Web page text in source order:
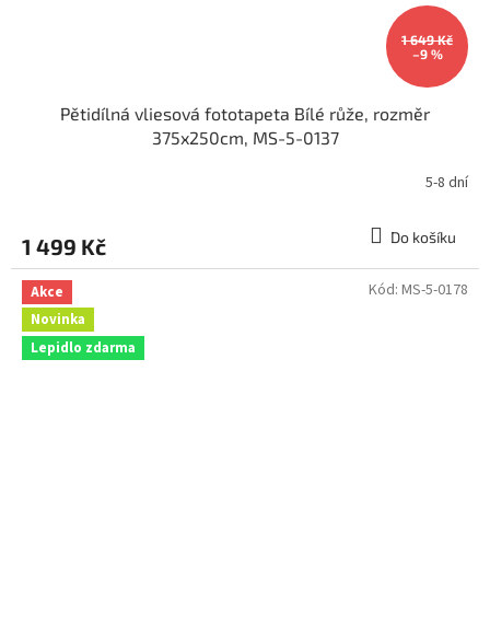
1 649 Kč
–9 %
Pětidílná vliesová fototapeta Bílé růže, rozměr
375x250cm, MS-5-0137
5-8 dní
1 499 Kč Do košíku
Akce
Novinka
Lepidlo zdarma
Kód: MS-5-0178